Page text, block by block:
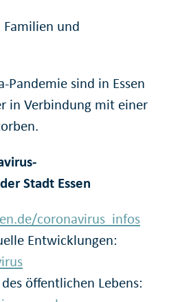
und
Pandemie sind in Essen
in Verbindung mit einer
Stadt Essen
coronavirus_infos
Entwicklungen:
öffentlichen Lebens: